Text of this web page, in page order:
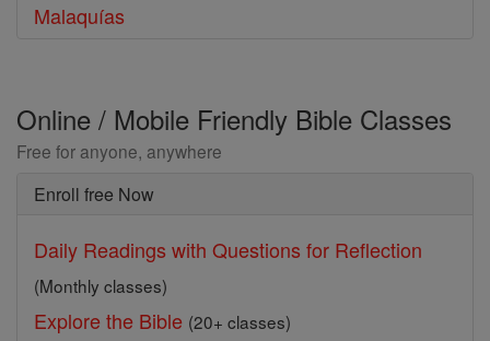
Malaquías
Online / Mobile Friendly Bible Classes
Free for anyone, anywhere
Enroll free Now
Daily Readings with Questions for Reflection
(Monthly classes)
Explore the Bible (20+ classes)